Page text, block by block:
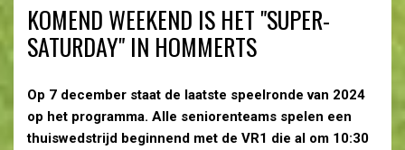
KOMEND WEEKEND IS HET "SUPER-
SATURDAY" IN HOMMERTS
Op 7 december staat de laatste speelronde van 2024
op het programma. Alle seniorenteams spelen een
thuiswedstrijd beginnend met de VR1 die al om 10:30